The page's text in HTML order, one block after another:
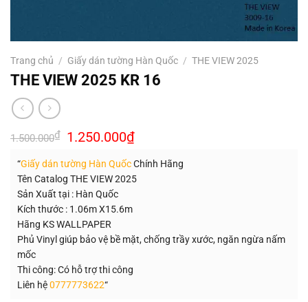
Trang chủ / Giấy dán tường Hàn Quốc / THE VIEW 2025
THE VIEW 2025 KR 16
1.500.000₫ Giá
gốc
1.500.000₫.
1.250.000₫Giá
hiện
là:
1.250.000₫.
“Giấy dán tường Hàn QuốcChính Hãng
Tên Catalog THE VIEW 2025
Sản Xuất tại : Hàn Quốc
Kích thước : 1.06m X15.6m
Hãng KS WALLPAPER
Phủ Vinyl giúp bảo vệ bề mặt, chống trầy xước, ngăn ngừa nấm
mốc
Thi công: Có hỗ trợ thi công
Liên hệ0777773622“